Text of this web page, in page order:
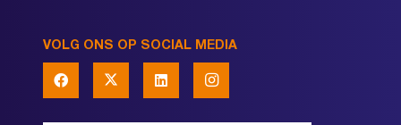
VOLG ONS OP SOCIAL MEDIA